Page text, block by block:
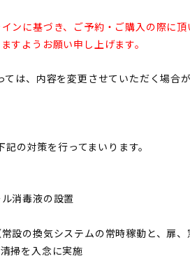
ンに基づき、ご予約・ご購入の際に
すようお願い申し上げます。
は、内容を変更させていただく場合が
の対策を行ってまいります。
消毒液の設置
設の換気システムの常時稼動と、扉、
掃を入念に実施